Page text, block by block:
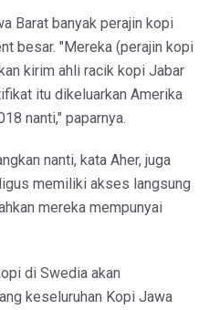
Barat banyak perajin kopi
besar. "Mereka (perajin kopi
kirim ahli racik kopi Jabar
itu dikeluarkan Amerika
nanti," paparnya.
nanti, kata Aher, juga
memiliki akses langsung
mereka mempunyai
di Swedia akan
keseluruhan Kopi Jawa